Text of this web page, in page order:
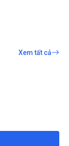
Xem tất cả